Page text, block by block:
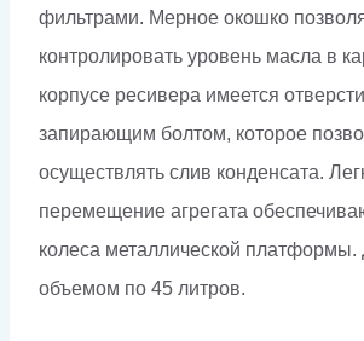
фильтрами. Мерное окошко
контролировать уровень масла в
корпусе ресивера имеется
запирающим болтом, которое
осуществлять слив конденсата.
перемещение агрегата
колеса металлической платформы.
объемом по 45 литров.